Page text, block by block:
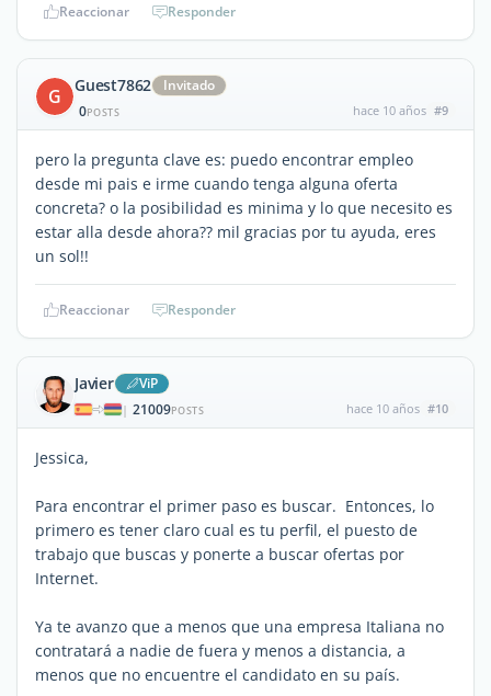
Reaccionar Responder
G Guest7862
Invitado
0POSTS hace 10 años #9
pero la pregunta clave es: puedo encontrar empleo
desde mi pais e irme cuando tenga alguna oferta
concreta? o la posibilidad es minima y lo que necesito es
estar alla desde ahora?? mil gracias por tu ayuda, eres
un sol!!
Reaccionar Responder
Javier ViP
| 21009POSTS hace 10 años #10
Jessica,
Para encontrar el primer paso es buscar. Entonces, lo
primero es tener claro cual es tu perfil, el puesto de
trabajo que buscas y ponerte a buscar ofertas por
Internet.
Ya te avanzo que a menos que una empresa Italiana no
contratará a nadie de fuera y menos a distancia, a
menos que no encuentre el candidato en su país.